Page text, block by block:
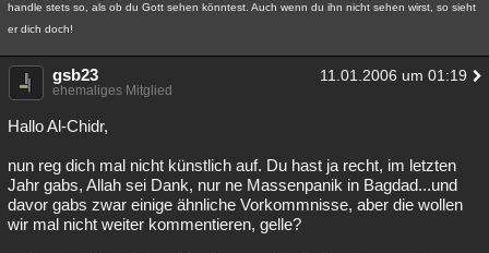
handle stets so, als ob du Gott sehen könntest. Auch wenn du ihn nicht sehen wirst, so sieht
er dich doch!
gsb23 11.01.2006 um 01:19
ehemaliges Mitglied
Hallo Al-Chidr,
nun reg dich mal nicht künstlich auf. Du hast ja recht, im letzten
Jahr gabs, Allah sei Dank, nur ne Massenpanik in Bagdad...und
davor gabs zwar einige ähnliche Vorkommnisse, aber die wollen
wir mal nicht weiter kommentieren, gelle?